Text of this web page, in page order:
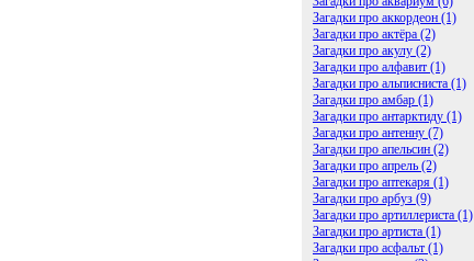
Загадки про аккордеон (1)
Загадки про актёра (2)
Загадки про акулу (2)
Загадки про алфавит (1)
Загадки про альписниста (1)
Загадки про амбар (1)
Загадки про антарктиду (1)
Загадки про антенну (7)
Загадки про апельсин (2)
Загадки про апрель (2)
Загадки про аптекаря (1)
Загадки про арбуз (9)
Загадки про артиллериста (1)
Загадки про артиста (1)
Загадки про асфальт (1)